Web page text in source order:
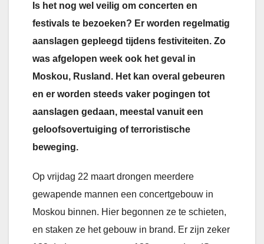
Is het nog wel veilig om concerten en
festivals te bezoeken? Er worden regelmatig
aanslagen gepleegd tijdens festiviteiten. Zo
was afgelopen week ook het geval in
Moskou, Rusland. Het kan overal gebeuren
en er worden steeds vaker pogingen tot
aanslagen gedaan, meestal vanuit een
geloofsovertuiging of terroristische
beweging.
Op vrijdag 22 maart drongen meerdere
gewapende mannen een concertgebouw in
Moskou binnen. Hier begonnen ze te schieten,
en staken ze het gebouw in brand. Er zijn zeker